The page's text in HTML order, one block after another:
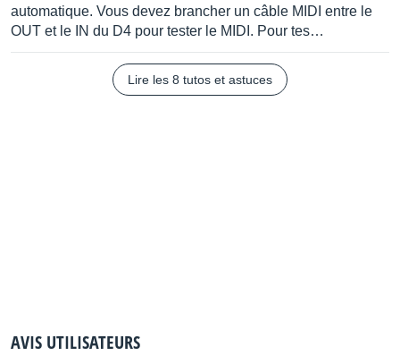
automatique. Vous devez brancher un câble MIDI entre le
OUT et le IN du D4 pour tester le MIDI. Pour tes…
Lire les 8 tutos et astuces
AVIS UTILISATEURS